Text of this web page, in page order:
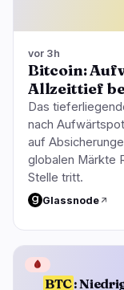
vor 3h
Bitcoin:
Allzeittief
Das
nach
auf
globalen Märkte
Stelle tritt.
Glassnode
BTC:
🩸